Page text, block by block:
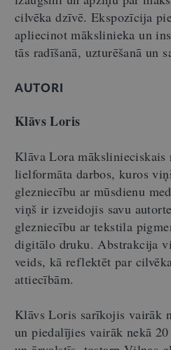
cilvēka dzīvē. Ekspozīcija
apliecinot mākslinieka un
tās radīšanā, uzturēšanā un
AUTORI
Klāvs Loris
Klāva Lora mākslinieciskais
lielformāta darbos, kuros
glezniecību ar mūsdienu
viņš ir izveidojis savu
glezniecību ar tekstila
digitālo druku. Abstrakcija
veids, kā reflektēt par
attiecībām.
Klāvs Loris sarīkojis vairāk
un piedalījies vairāk nekā